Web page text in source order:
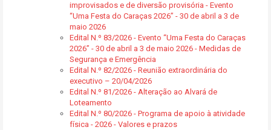
improvisados e de diversão provisória - Evento
“Uma Festa do Caraças 2026” - 30 de abril a 3 de
maio 2026
Edital N.º 83/2026 - Evento “Uma Festa do Caraças
2026” - 30 de abril a 3 de maio 2026 - Medidas de
Segurança e Emergência
Edital N.º 82/2026 - Reunião extraordinária do
executivo – 20/04/2026
Edital N.º 81/2026 - Alteração ao Alvará de
Loteamento
Edital N.º 80/2026 - Programa de apoio à atividade
física - 2026 - Valores e prazos